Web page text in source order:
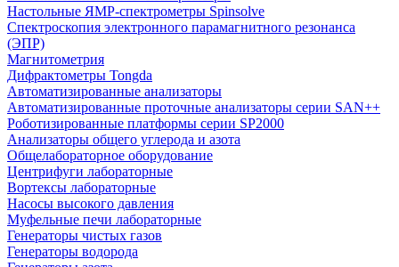
Настольные ЯМР‑спектрометры Spinsolve
Спектроскопия электронного парамагнитного резонанса
(ЭПР)
Магнитометрия
Дифрактометры Tongda
Автоматизированные анализаторы
Автоматизированные проточные анализаторы серии SAN++
Роботизированные платформы серии SP2000
Анализаторы общего углерода и азота
Общелабораторное оборудование
Центрифуги лабораторные
Вортексы лабораторные
Насосы высокого давления
Муфельные печи лабораторные
Генераторы чистых газов
Генераторы водорода